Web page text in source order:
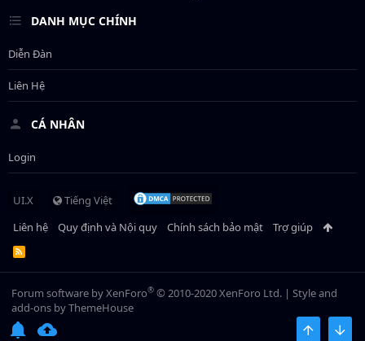
DANH MỤC CHÍNH
Diễn Đàn
Liên Hệ
CÁ NHÂN
Login
UI.X
Tiếng Việt
Liên hệ
Quy định và Nội quy Chính sách bảo mật Trợ giúp
R
S
S
Forum software by XenForo® © 2010-2020 XenForo Ltd. | Style and
add-ons by ThemeHouse